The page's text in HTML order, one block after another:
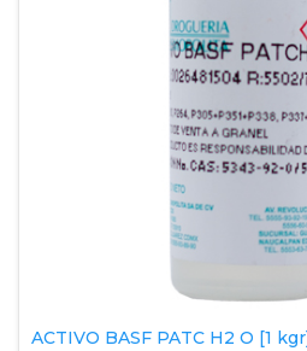
ACTIVO BASF PATC H2 O [1